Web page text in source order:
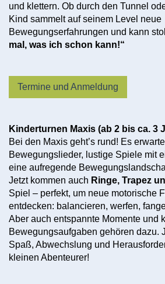
und klettern. Ob durch den Tunnel
Kind sammelt auf seinem Level neue
Bewegungserfahrungen und kann
mal, was ich schon kann!“
Termine und Anmeldung
Kinderturnen Maxis (ab 2 bis ca. 3
Bei den Maxis geht’s rund! Es
Bewegungslieder, lustige Spiele mit
eine aufregende
Jetzt kommen auch Ringe, Trapez
Spiel – perfekt, um neue motorische
entdecken: balancieren, werfen,
Aber auch entspannte Momente und
Bewegungsaufgaben gehören dazu.
Spaß, Abwechslung und
kleinen Abenteurer!